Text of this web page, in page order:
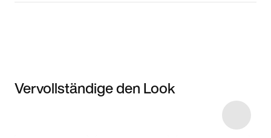
Vervollständige den Look